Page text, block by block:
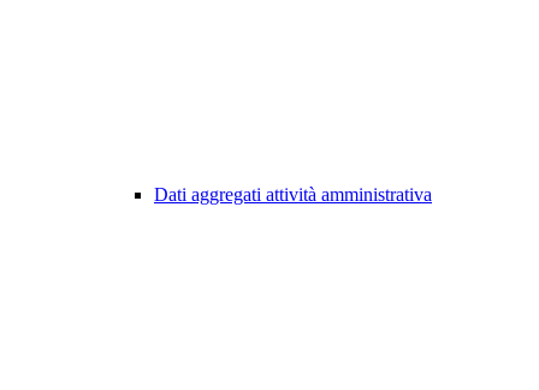
Dati aggregati attività amministrativa